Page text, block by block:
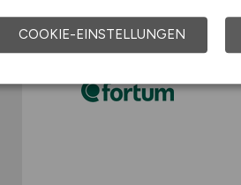
COOKIE-EINSTELLUNGEN